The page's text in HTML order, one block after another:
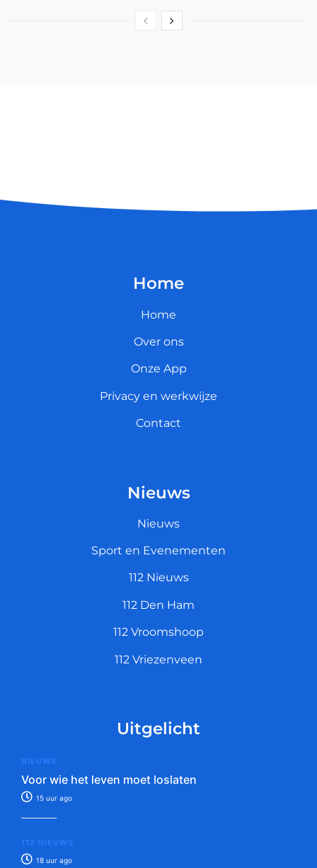
Home
Home
Over ons
Onze App
Privacy en werkwijze
Contact
Nieuws
Nieuws
Sport en Evenementen
112 Nieuws
112 Den Ham
112 Vroomshoop
112 Vriezenveen
Uitgelicht
NIEUWS
Voor wie het leven moet loslaten
15 uur ago
112 NIEUWS
18 uur ago